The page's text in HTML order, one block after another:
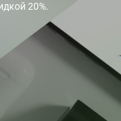
20%.